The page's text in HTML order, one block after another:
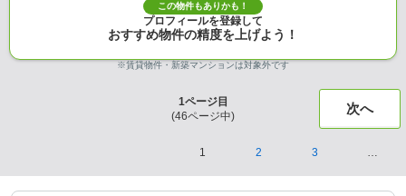
この物件もありかも！
プロフィールを登録して
おすすめ物件の精度を上げよう！
※賃貸物件・新築マンションは対象外です
1ページ目
(46ページ中) 次へ
1 2 3 …